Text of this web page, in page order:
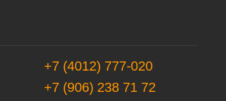
+7 (4012) 777-020
+7 (906) 238 71 72